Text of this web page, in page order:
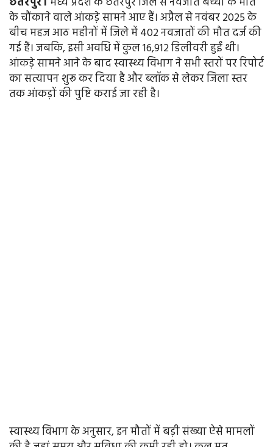
के चौंकाने वाले आंकड़े सामने आए हैं। अप्रैल से नवंबर 2025 के
बीच महज आठ महीनों में जिले में 402 नवजातों की मौत दर्ज की
गई हैं। जबकि, इसी अवधि में कुल 16,912 डिलीवरी हुईं थी।
आंकड़े सामने आने के बाद स्वास्थ्य विभाग ने सभी स्तरों पर रिपोर्ट
का सत्यापन शुरू कर दिया है और ब्लॉक से लेकर जिला स्तर
तक आंकड़ों की पुष्टि कराई जा रही है।
स्वास्थ्य विभाग के अनुसार, इन मौतों में बड़ी संख्या ऐसे मामलों